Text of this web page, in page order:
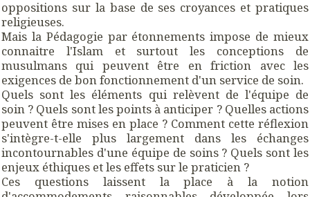
oppositions sur la base de ses croyances et pratiques
religieuses.
Mais la Pédagogie par étonnements impose de mieux
connaitre l'Islam et surtout les conceptions de
musulmans qui peuvent être en friction avec les
exigences de bon fonctionnement d'un service de soin.
Quels sont les éléments qui relèvent de l'équipe de
soin ? Quels sont les points à anticiper ? Quelles actions
peuvent être mises en place ? Comment cette réflexion
s'intègre-t-elle plus largement dans les échanges
incontournables d'une équipe de soins ? Quels sont les
enjeux éthiques et les effets sur le praticien ?
Ces questions laissent la place à la notion